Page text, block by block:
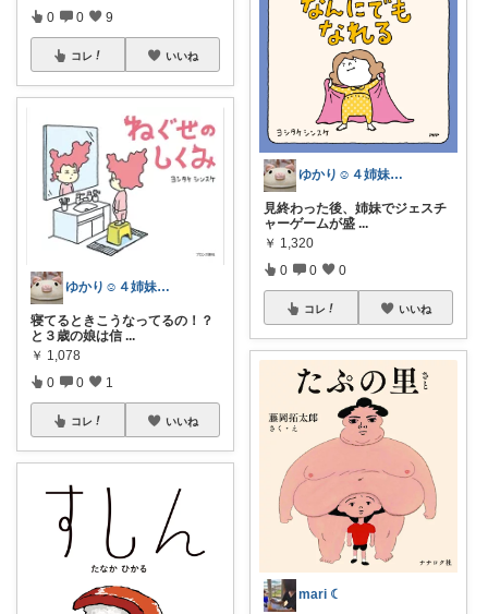
0 0 9
コレ いいね
ゆかり☺︎４姉妹の母
寝てるときこうなってるの！？
と３歳の娘は信 ...
￥ 1,078
0 0 1
コレ いいね
ゆかり☺︎４姉妹の母
見終わった後、姉妹でジェスチ
ャーゲームが盛 ...
￥ 1,320
0 0 0
コレ いいね
mari ☾